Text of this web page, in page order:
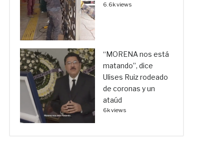
6.6k views
“MORENA nos está
matando”, dice
Ulises Ruiz rodeado
de coronas y un
ataúd
6k views